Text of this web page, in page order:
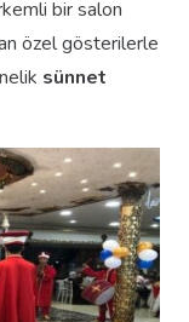
bir salon
özel gösterilerle
sünnet